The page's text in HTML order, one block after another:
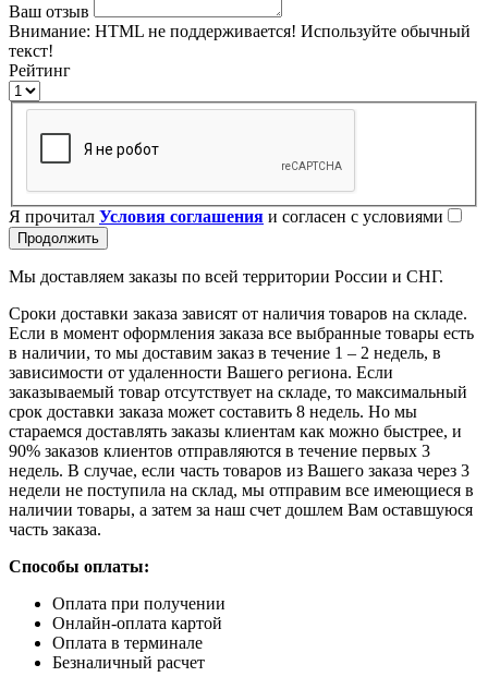
Ваш отзыв
Внимание: HTML не поддерживается! Используйте обычный
текст!
Рейтинг
Я прочитал Условия соглашения и согласен с условиями
Продолжить
Мы доставляем заказы по всей территории России и СНГ.
Сроки доставки заказа зависят от наличия товаров на складе.
Если в момент оформления заказа все выбранные товары есть
в наличии, то мы доставим заказ в течение 1 – 2 недель, в
зависимости от удаленности Вашего региона. Если
заказываемый товар отсутствует на складе, то максимальный
срок доставки заказа может составить 8 недель. Но мы
стараемся доставлять заказы клиентам как можно быстрее, и
90% заказов клиентов отправляются в течение первых 3
недель. В случае, если часть товаров из Вашего заказа через 3
недели не поступила на склад, мы отправим все имеющиеся в
наличии товары, а затем за наш счет дошлем Вам оставшуюся
часть заказа.
Способы оплаты:
Оплата при получении
Онлайн-оплата картой
Оплата в терминале
Безналичный расчет